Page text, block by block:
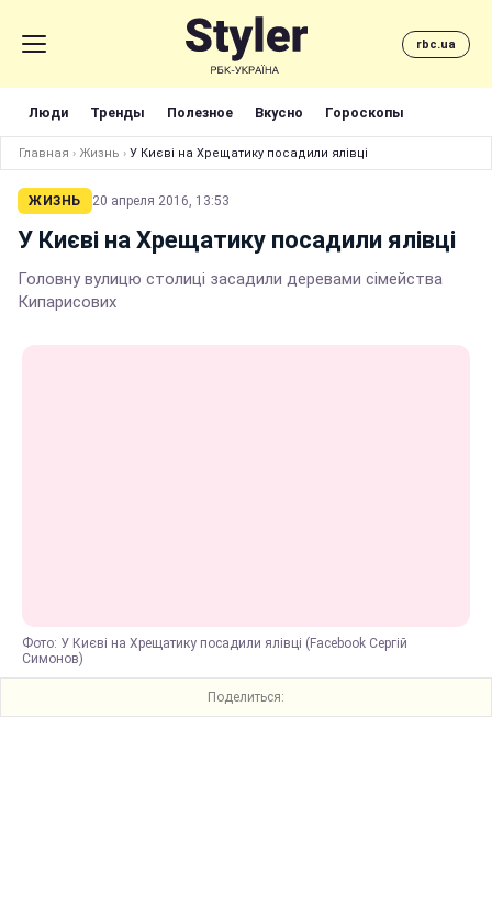
rbc.ua
Люди Тренды Полезное Вкусно Гороскопы
Главная › Жизнь › У Києві на Хрещатику посадили ялівці
ЖИЗНЬ 20 апреля 2016, 13:53
У Києві на Хрещатику посадили ялівці
Головну вулицю столиці засадили деревами сімейства
Кипарисових
Фото: У Києві на Хрещатику посадили ялівці (Facebook Сергій
Симонов)
Поделиться: